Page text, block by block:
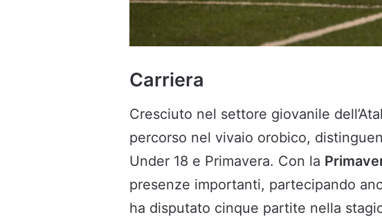
Carriera
Cresciuto nel settore giovanile
percorso nel vivaio orobico,
Under 18 e Primavera. Con la
presenze importanti, partecipando
ha disputato cinque partite nella